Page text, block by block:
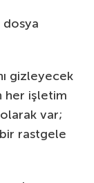
gizleyecek
her işletim
var;
rastgele